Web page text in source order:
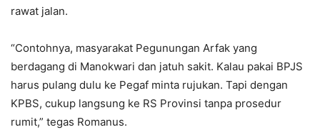
rawat jalan.
“Contohnya, masyarakat Pegunungan Arfak yang
berdagang di Manokwari dan jatuh sakit. Kalau pakai BPJS
harus pulang dulu ke Pegaf minta rujukan. Tapi dengan
KPBS, cukup langsung ke RS Provinsi tanpa prosedur
rumit,” tegas Romanus.